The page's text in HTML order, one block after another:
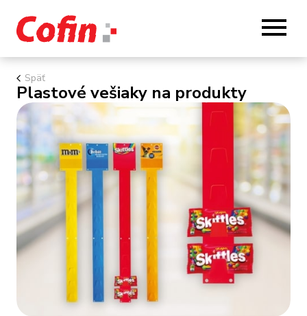
Späť
Plastové vešiaky na produkty